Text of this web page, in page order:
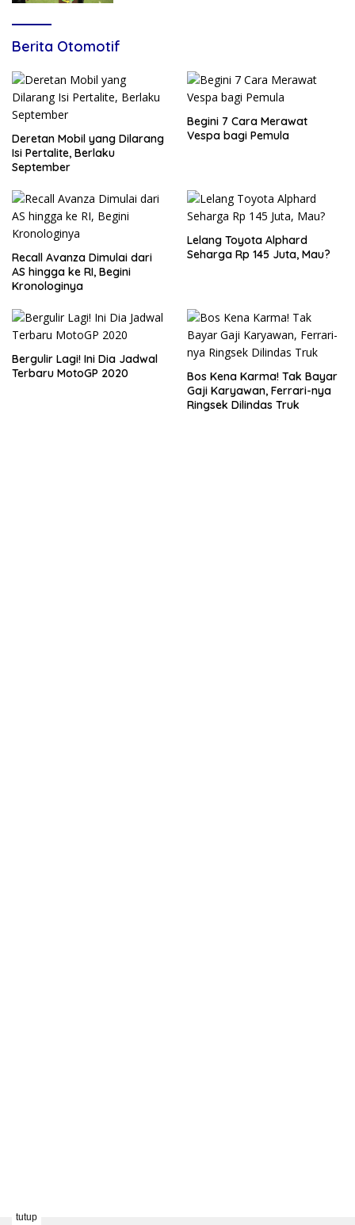
Berita Otomotif
Deretan Mobil yang Dilarang
Isi Pertalite, Berlaku
September
Begini 7 Cara Merawat
Vespa bagi Pemula
Recall Avanza Dimulai dari
AS hingga ke RI, Begini
Kronologinya
Lelang Toyota Alphard
Seharga Rp 145 Juta, Mau?
Bergulir Lagi! Ini Dia Jadwal
Terbaru MotoGP 2020
Bos Kena Karma! Tak Bayar
Gaji Karyawan, Ferrari-nya
Ringsek Dilindas Truk
tutup